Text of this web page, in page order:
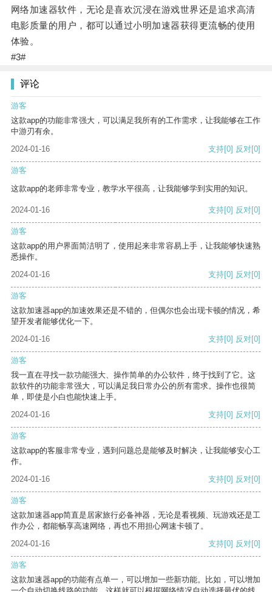
网络加速器软件，无论是喜欢沉浸在游戏世界还是追求高清
电影质量的用户，都可以通过小明加速器获得更流畅的使用
体验。
#3#
评论
游客
这款app的功能非常强大，可以满足我所有的工作需求，让我能够在工作
中游刃有余。
2024-01-16
支持[0] 反对[0]
游客
这款app的老师非常专业，教学水平很高，让我能够学到实用的知识。
2024-01-16 支持[0] 反对[0]
游客
这款app的用户界面简洁明了，使用起来非常容易上手，让我能够快速熟
悉操作。
2024-01-16
支持[0] 反对[0]
游客
这款加速器app的加速效果还是不错的，但偶尔也会出现卡顿的情况，希
望开发者能够优化一下。
2024-01-16
支持[0] 反对[0]
游客
我一直在寻找一款功能强大、操作简单的办公软件，终于找到了它。这
款软件的功能非常强大，可以满足我日常办公的所有需求。操作也很简
单，即使是小白也能快速上手。
2024-01-16
支持[0] 反对[0]
游客
这款app的客服非常专业，遇到问题总是能够及时解决，让我能够安心工
作。
2024-01-16
支持[0] 反对[0]
游客
这款加速器app简直是居家旅行必备神器，无论是看视频、玩游戏还是工
作办公，都能畅享高速网络，再也不用担心网速卡顿了。
2024-01-16
支持[0] 反对[0]
游客
这款加速器app的功能有点单一，可以增加一些新功能。比如，可以增加